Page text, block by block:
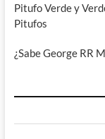
Pitufo Verde y
Pitufos
¿Sabe George RR